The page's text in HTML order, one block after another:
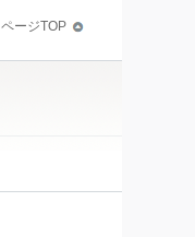
ページTOP